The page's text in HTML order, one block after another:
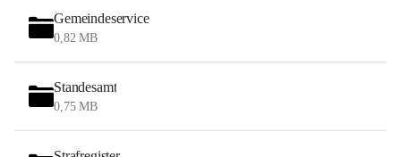
Gemeindeservice
0,82 MB
Standesamt
0,75 MB